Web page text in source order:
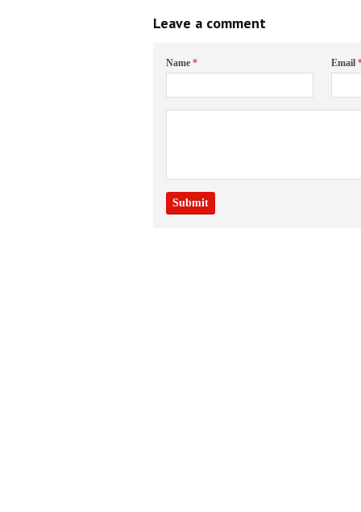
Leave a comment
Name* Email